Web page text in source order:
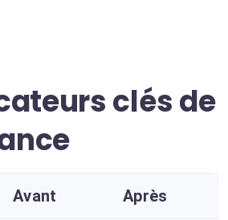
clés de
Avant Après